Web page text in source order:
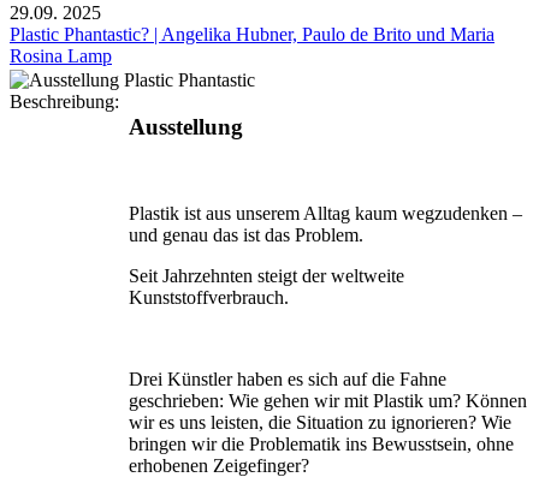
29.09. 2025
Plastic Phantastic? | Angelika Hubner, Paulo de Brito und Maria
Rosina Lamp
Beschreibung:
Ausstellung
Plastik ist aus unserem Alltag kaum wegzudenken –
und genau das ist das Problem.
Seit Jahrzehnten steigt der weltweite
Kunststoffverbrauch.
Drei Künstler haben es sich auf die Fahne
geschrieben: Wie gehen wir mit Plastik um? Können
wir es uns leisten, die Situation zu ignorie­ren? Wie
bringen wir die Problematik ins Bewusstsein, ohne
erhobenen Zeigefinger?